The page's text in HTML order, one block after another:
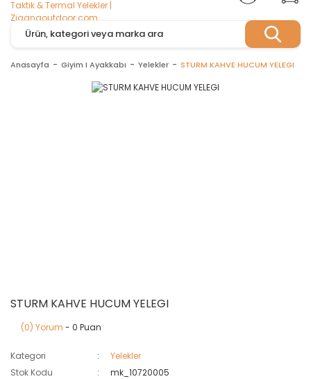
Anasayfa Giyim I Ayakkabı Yelekler STURM KAHVE HUCUM YELEGI
STURM KAHVE HUCUM YELEGI
(0) Yorum - 0 Puan
Kategori
Yelekler
Stok Kodu
mk_10720005